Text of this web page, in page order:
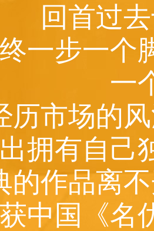
回首过
一步一个
一
历市场的
拥有自己
的作品离
中国《名